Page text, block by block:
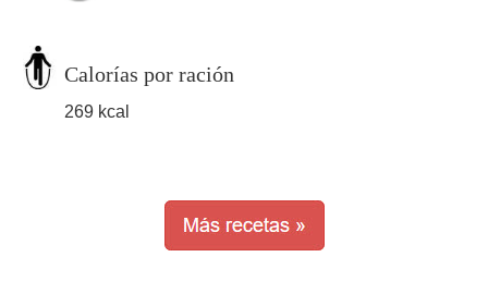
Calorías por ración
269 kcal